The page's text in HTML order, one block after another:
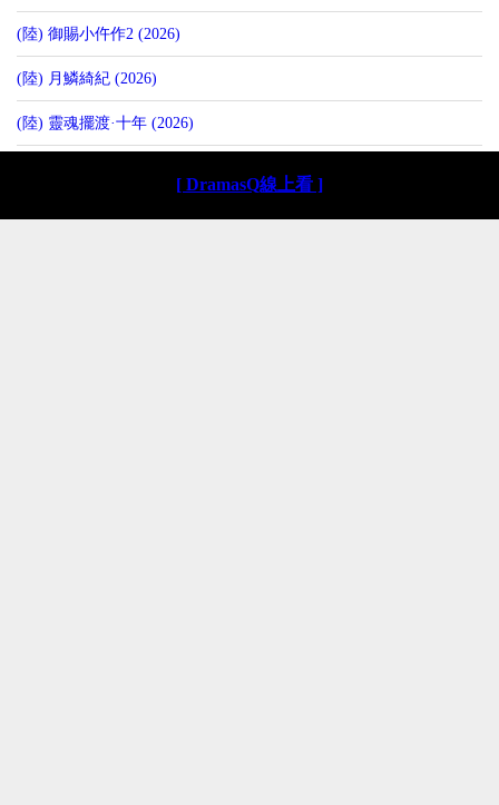
(陸) 御賜小仵作2 (2026)
(陸) 月鱗綺紀 (2026)
(陸) 靈魂擺渡·十年 (2026)
[ DramasQ線上看 ]